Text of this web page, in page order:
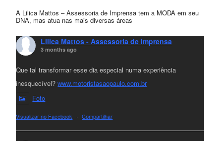
A Lilica Mattos – Assessoria de Imprensa tem a MODA em seu
DNA, mas atua nas mais diversas áreas
Lilica Mattos - Assessoria de Imprensa
3 months ago
Que tal transformar esse dia especial numa experiência
inesquecível?www.motoristasaopaulo.com.br
Foto
Visualizar no Facebook · Compartilhar